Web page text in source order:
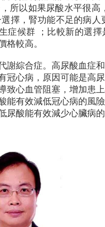
所以如果尿酸水平很高
擇，腎功能不足的病人
症候群 ；比較新的選擇
格較高。
謝綜合症。高尿酸血症
冠心病，原因可能是高
致心血管阻塞，增加患
能有效減低冠心病的風
尿酸能有效減少心臟病